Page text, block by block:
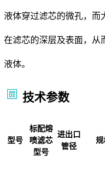
液体穿过滤芯的微孔，而
在滤芯的深层及表面，从
液体。
技术参数
型号
标配熔
喷滤芯
型号
进出口
管径
规